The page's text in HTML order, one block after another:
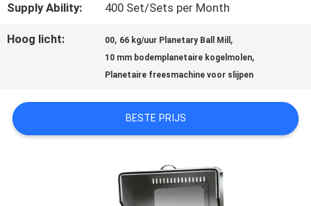
VERZOEK
SITEMAP
PRIVACYBELEID
Supply Ability: 400 Set/Sets per Month
Hoog licht: 00, 66 kg/uur Planetary Ball Mill ,
10 mm bodemplanetaire kogelmolen,
Planetaire freesmachine voor slijpen
BESTE PRIJS